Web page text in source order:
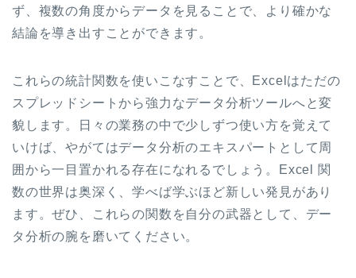
ず、複数の角度からデータを見ることで、より確かな
結論を導き出すことができます。
これらの統計関数を使いこなすことで、Excelはただの
スプレッドシートから強力なデータ分析ツールへと変
貌します。日々の業務の中で少しずつ使い方を覚えて
いけば、やがてはデータ分析のエキスパートとして周
囲から一目置かれる存在になれるでしょう。Excel 関
数の世界は奥深く、学べば学ぶほど新しい発見があり
ます。ぜひ、これらの関数を自分の武器として、デー
タ分析の腕を磨いてください。